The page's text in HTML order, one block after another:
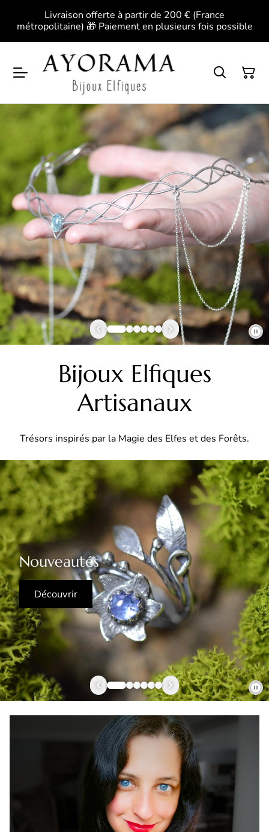
Livraison offerte à partir de 200 € (France
métropolitaine) 🎁 Paiement en plusieurs fois possible
Bijoux Elfiques
Artisanaux
Trésors inspirés par la Magie des Elfes et des Forêts.
Nouveautés
Découvrir